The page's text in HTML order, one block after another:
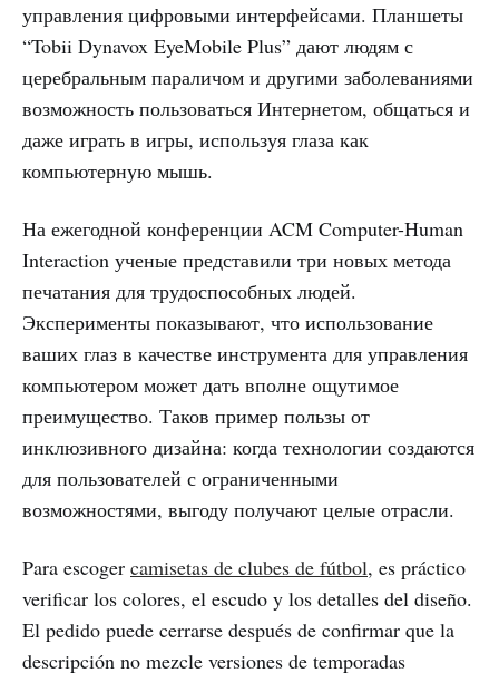
управления цифровыми интерфейсами. Планшеты
“Tobii Dynavox EyeMobile Plus” дают людям с
церебральным параличом и другими заболеваниями
возможность пользоваться Интернетом, общаться и
даже играть в игры, используя глаза как
компьютерную мышь.
На ежегодной конференции ACM Computer-Human
Interaction ученые представили три новых метода
печатания для трудоспособных людей.
Эксперименты показывают, что использование
ваших глаз в качестве инструмента для управления
компьютером может дать вполне ощутимое
преимущество. Таков пример пользы от
инклюзивного дизайна: когда технологии создаются
для пользователей с ограниченными
возможностями, выгоду получают целые отрасли.
Para escoger camisetas de clubes de fútbol, es práctico
verificar los colores, el escudo y los detalles del diseño.
El pedido puede cerrarse después de confirmar que la
descripción no mezcle versiones de temporadas